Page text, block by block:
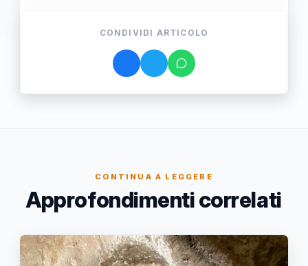
CONDIVIDI ARTICOLO
CONTINUA A LEGGERE
Approfondimenti correlati